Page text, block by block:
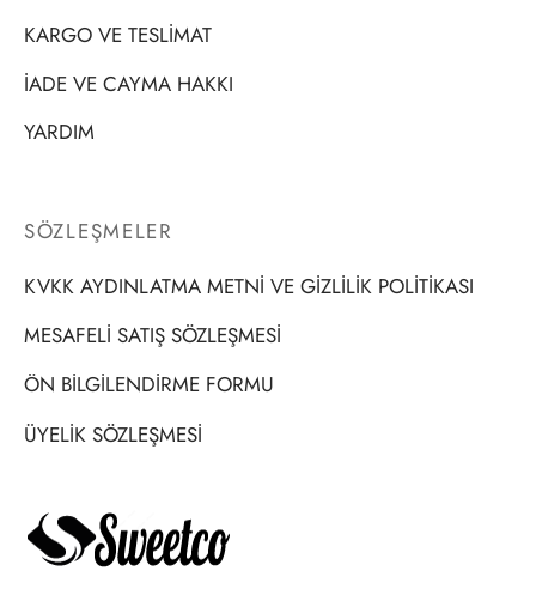
KARGO VE TESLİMAT
İADE VE CAYMA HAKKI
YARDIM
SÖZLEŞMELER
KVKK AYDINLATMA METNİ VE GİZLİLİK POLİTİKASI
MESAFELİ SATIŞ SÖZLEŞMESİ
ÖN BİLGİLENDİRME FORMU
ÜYELİK SÖZLEŞMESİ